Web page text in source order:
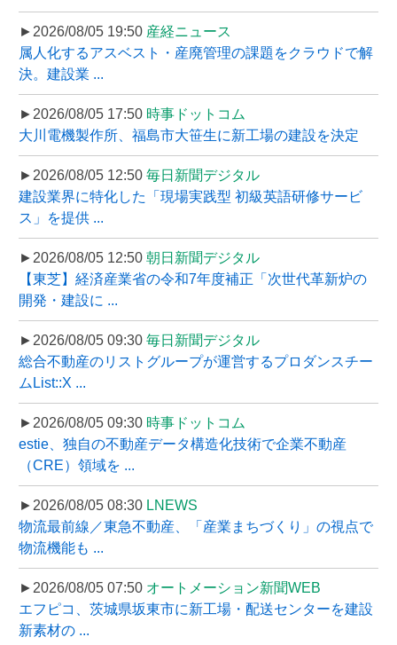
►2026/08/05 19:50 産経ニュース
属人化するアスベスト・産廃管理の課題をクラウドで解
決。建設業 ...
►2026/08/05 17:50 時事ドットコム
大川電機製作所、福島市大笹生に新工場の建設を決定
►2026/08/05 12:50 毎日新聞デジタル
建設業界に特化した「現場実践型 初級英語研修サービ
ス」を提供 ...
►2026/08/05 12:50 朝日新聞デジタル
【東芝】経済産業省の令和7年度補正「次世代革新炉の
開発・建設に ...
►2026/08/05 09:30 毎日新聞デジタル
総合不動産のリストグループが運営するプロダンスチー
ムList::X ...
►2026/08/05 09:30 時事ドットコム
estie、独自の不動産データ構造化技術で企業不動産
（CRE）領域を ...
►2026/08/05 08:30 LNEWS
物流最前線／東急不動産、「産業まちづくり」の視点で
物流機能も ...
►2026/08/05 07:50 オートメーション新聞WEB
エフピコ、茨城県坂東市に新工場・配送センターを建設
新素材の ...